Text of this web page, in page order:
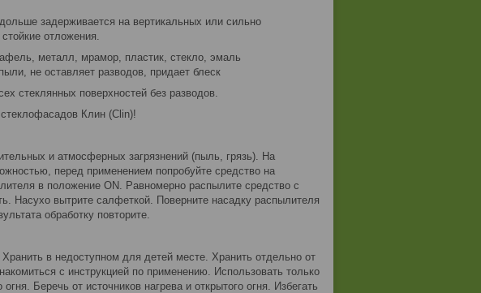
задерживается на вертикальных или сильно
отложения.
металл, мрамор, пластик, стекло, эмаль
не оставляет разводов, придает блеск
стеклянных поверхностей без разводов.
Клин (Clin)!
и атмосферных загрязнений (пыль, грязь). На
перед применением попробуйте средство на
в положение ON. Равномерно распылите средство с
Насухо вытрите салфеткой. Поверните насадку распылителя
обработку повторите.
в недоступном для детей месте. Хранить отдельно от
с инструкцией по применению. Использовать только
Беречь от источников нагрева и открытого огня. Избегать